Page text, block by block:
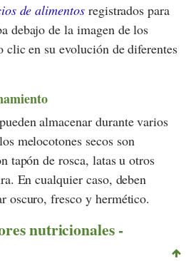
de alimentosregistrados para
debajo de la imagen de los
clic en su evolución de diferentes
almacenar durante varios
melocotones secos son
tapón de rosca, latas u otros
En cualquier caso, deben
oscuro, fresco y hermético.
nutricionales -